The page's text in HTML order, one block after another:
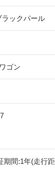
ラックパール
ゴン
期間:1年(走行距